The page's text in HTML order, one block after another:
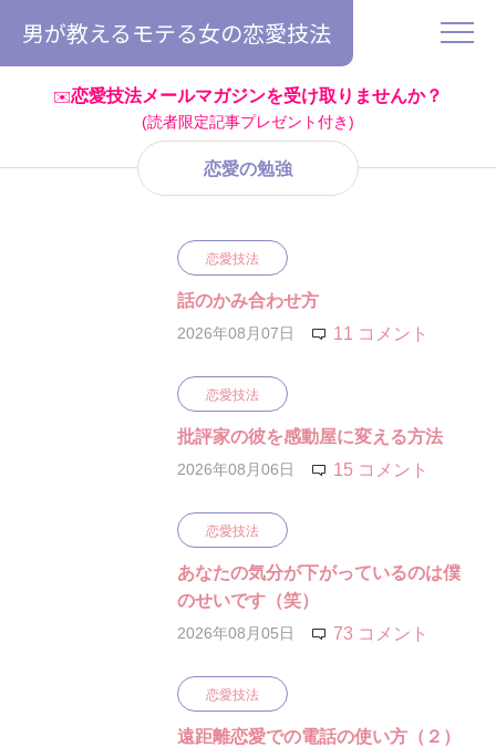
男が教えるモテる女の恋愛技法
✉️恋愛技法メールマガジンを受け取りませんか？
(読者限定記事プレゼント付き)
恋愛の勉強
恋愛技法
話のかみ合わせ方
2026年08月07日 11 コメント
恋愛技法
批評家の彼を感動屋に変える方法
2026年08月06日 15 コメント
恋愛技法
あなたの気分が下がっているのは僕
のせいです（笑）
2026年08月05日 73 コメント
恋愛技法
遠距離恋愛での電話の使い方（２）